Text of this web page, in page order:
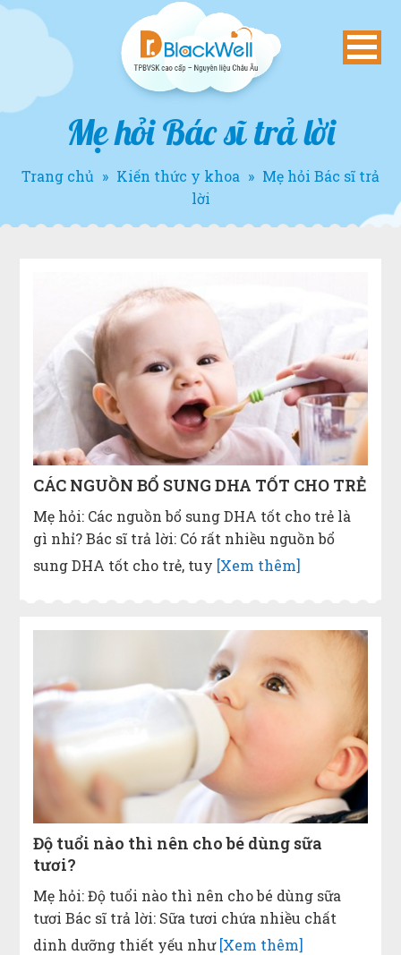
Mẹ hỏi Bác sĩ trả lời
Trang chủ » Kiến thức y khoa » Mẹ hỏi Bác sĩ trả
lời
CÁC NGUỒN BỔ SUNG DHA TỐT CHO TRẺ
Mẹ hỏi: Các nguồn bổ sung DHA tốt cho trẻ là
gì nhỉ? Bác sĩ trả lời: Có rất nhiều nguồn bổ
sung DHA tốt cho trẻ, tuy [Xem thêm]
Độ tuổi nào thì nên cho bé dùng sữa
tươi?
Mẹ hỏi: Độ tuổi nào thì nên cho bé dùng sữa
tươi Bác sĩ trả lời: Sữa tươi chứa nhiều chất
dinh dưỡng thiết yếu như[Xem thêm]